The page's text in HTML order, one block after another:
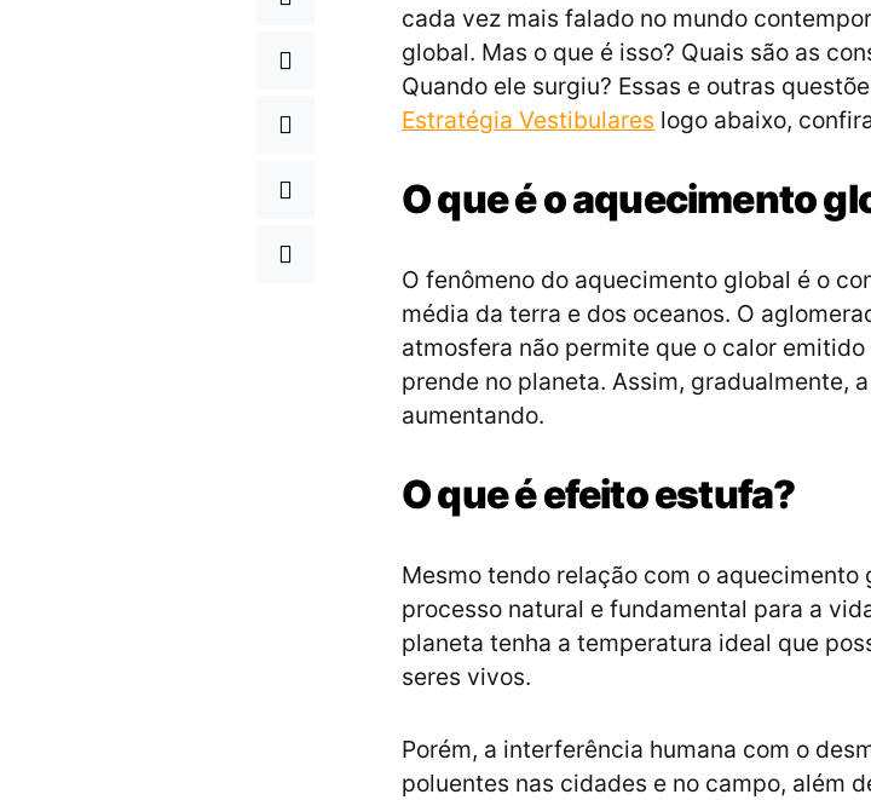
cada vez mais falado no mundo
global. Mas o que é isso? Quais são as
Quando ele surgiu? Essas e outras
Estratégia Vestibulares logo abaixo,
O que é o aquecimento
O fenômeno do aquecimento global é o
média da terra e dos oceanos. O
atmosfera não permite que o calor
prende no planeta. Assim, gradualmente,
aumentando.
O que é efeito estufa?
Mesmo tendo relação com o
processo natural e fundamental para a
planeta tenha a temperatura ideal que
seres vivos.
Porém, a interferência humana com o
poluentes nas cidades e no campo, além